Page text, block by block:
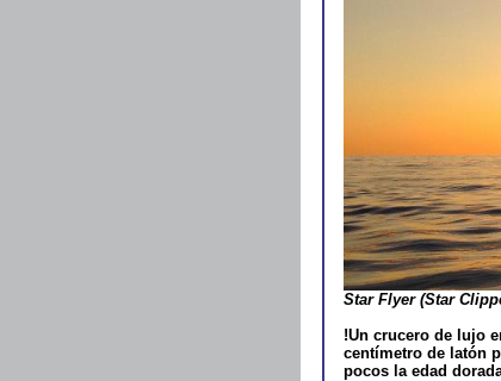
Star Flyer (Star
!Un crucero de lujo
centímetro de latón
pocos la edad